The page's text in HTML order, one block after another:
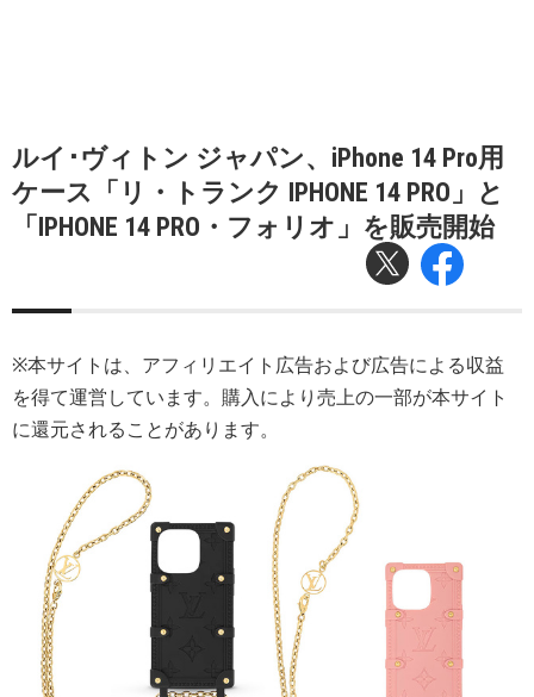
ルイ･ヴィトン ジャパン、iPhone 14 Pro用
ケース「リ・トランク IPHONE 14 PRO」と
「IPHONE 14 PRO・フォリオ」を販売開始
※本サイトは、アフィリエイト広告および広告による収益
を得て運営しています。購入により売上の一部が本サイト
に還元されることがあります。